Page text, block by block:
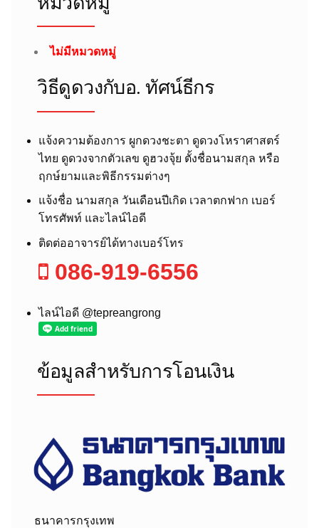
ไม่มีหมวดหมู่
วิธีดูดวงกับอ.​ ทัศน์ธีกร
แจ้งความต้องการ ผูกดวงชะตา ดูดวงโหราศาสตร์
ไทย ดูดวงจากตัวเลข ดูฮวงจุ้ย ตั้งชื่อนามสกุล หรือ
ฤกษ์ยามและพิธีกรรมต่างๆ
แจ้งชื่อ นามสกุล วันเดือนปีเกิด เวลาตกฟาก เบอร์
โทรศัพท์ และไลน์ไอดี
ติดต่ออาจารย์ได้ทางเบอร์โทร
086-919-6556
ไลน์ไอดี @tepreangrong
ข้อมูลสำหรับการโอนเงิน
ธนาคารกรุงเทพ